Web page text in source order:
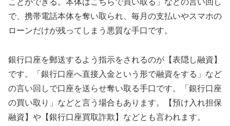
で、携帯電話本体を奪い取られ、毎月の支払いやスマホの
ローンだけが残ってしまう悪質な手口です。
銀行口座を郵送するよう指示をされるのが【表隠し融資】
です。「銀行口座へ直接入金という形で融資をする」など
の言い回しで口座を送らせ奪い取る手口です。「銀行口座
の買い取り」などと言う場合もあります。【預け入れ担保
融資】や【銀行口座買取詐欺】などとも言われます。